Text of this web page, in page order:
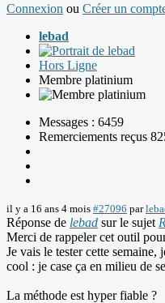
Connexion ou Créer un
lebad
Hors Ligne
Membre platinium
Messages : 6459
Remerciements reçus
il y a 16 ans 4 mois #27096 par
Réponse de lebad sur le sujet
Merci de rappeler cet outil
Je vais le tester cette semaine,
cool : je case ça en milieu de
La méthode est hyper fiable ?